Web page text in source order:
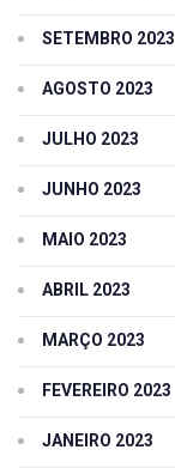
SETEMBRO 2023
AGOSTO 2023
JULHO 2023
JUNHO 2023
MAIO 2023
ABRIL 2023
MARÇO 2023
FEVEREIRO 2023
JANEIRO 2023